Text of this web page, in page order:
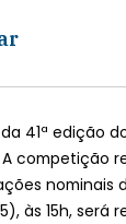
41ª edição
A competição
nominais
às 15h, será